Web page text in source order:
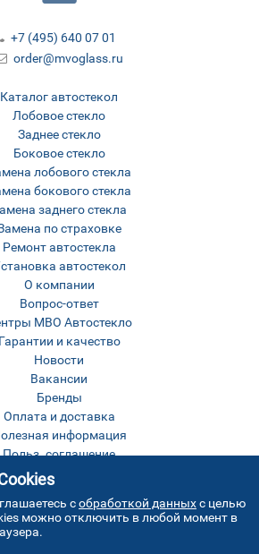
Каталог автостекол
Лобовое стекло
Заднее стекло
Боковое стекло
лобового стекла
бокового стекла
заднего стекла
по страховке
Ремонт автостекла
автостекол
О компании
Вопрос-ответ
МВО Автостекло
Гарантии и качество
Новости
Вакансии
Бренды
Оплата и доставка
информация
Польз. соглашение
Оставить отзыв
Карта сайта
+7 (495) 640 07 01
order@mvoglass.ru
собработкой данныхс целью
можно отключить в любой момент в